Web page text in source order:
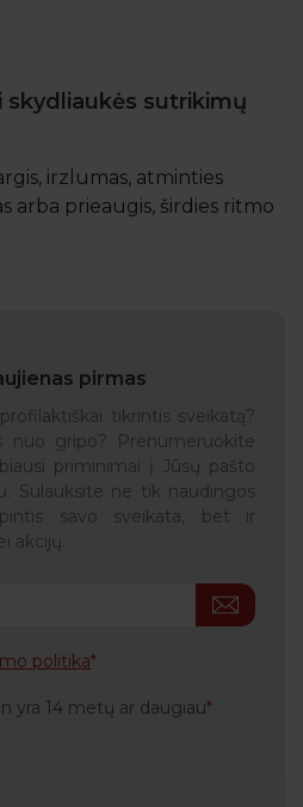
skydliaukės sutrikimų
irzlumas, atminties
arba prieaugis, širdies ritmo
nuotaikų kaita,
skydliaukės funkcijos
nei vyrus, tačiau vis
ir vyrus.
skydliaukės
todėl jos veiklos
pirmas
tikrintis sveikatą?
nuo gripo? Prenumeruokite
priminimai į Jūsų pašto
Sulauksite ne tik naudingos
savo sveikata, bet ir
akcijų.
politika
yra 14 metų ar daugiau